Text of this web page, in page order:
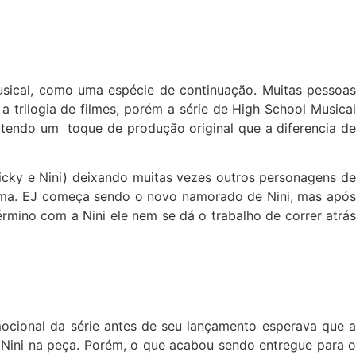
como uma espécie de continuação. Muitas pessoas
de filmes, porém a série de High School Musical
um toque de produção original que a diferencia de
e Nini) deixando muitas vezes outros personagens de
EJ começa sendo o novo namorado de Nini, mas após
com a Nini ele nem se dá o trabalho de correr atrás
da série antes de seu lançamento esperava que a
na peça. Porém, o que acabou sendo entregue para o